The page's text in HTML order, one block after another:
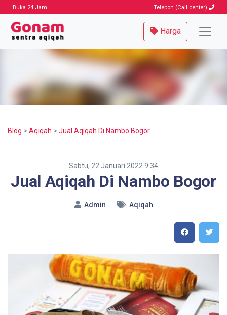
Buka 24 Jam Telepon (Call center)
Harga
Blog > Aqiqah > Jual Aqiqah Di Nambo Bogor
Sabtu, 22 Januari 2022 9:34
Jual Aqiqah Di Nambo Bogor
Admin Aqiqah